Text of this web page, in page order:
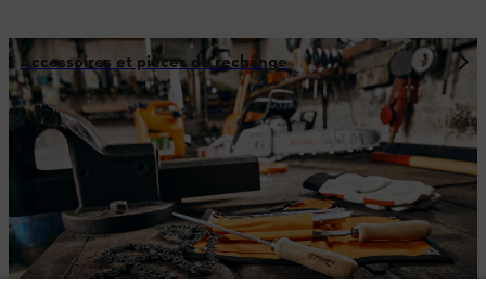
Accessoires et pièces de rechange